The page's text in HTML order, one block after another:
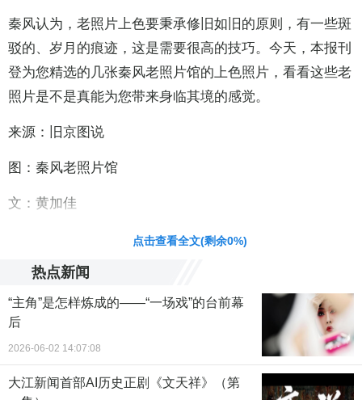
秦风认为，老照片上色要秉承修旧如旧的原则，有一些斑
驳的、岁月的痕迹，这是需要很高的技巧。今天，本报刊
登为您精选的几张秦风老照片馆的上色照片，看看这些老
照片是不是真能为您带来身临其境的感觉。
来源：旧京图说
图：秦风老照片馆
文：黄加佳
责任编辑：段颖 CC004
点击查看全文(剩余0%)
热点新闻
“主角”是怎样炼成的——“一场戏”的台前幕
后
2026-06-02 14:07:08
大江新闻首部AI历史正剧《文天祥》（第